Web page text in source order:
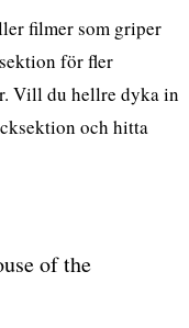
filmer som griper
för fler
Vill du hellre dyka in
och hitta
of the